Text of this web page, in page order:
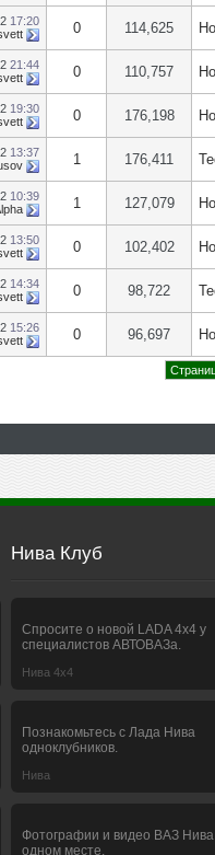
17:20
0 114,625
21:44
0 110,757
19:30
0 176,198
13:37
1 176,411
10:39
1 127,079
13:50
0 102,402
14:34
0 98,722
15:26
0 96,697
Нива Клуб
Спросите о новой LADA 4x4 у
специалистов АВТОВАЗа.
Нива 4х4
Познакомьтесь с Лада Нива
одноклубников.
Нива
Фотографии и видео ВАЗ Нива
одном месте.